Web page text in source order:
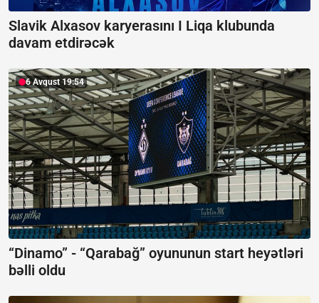
Slavik Alxasov karyerasını I Liqa klubunda
davam etdirəcək
6 Avqust 19:54
“Dinamo” - “Qarabağ” oyununun start heyətləri
bəlli oldu